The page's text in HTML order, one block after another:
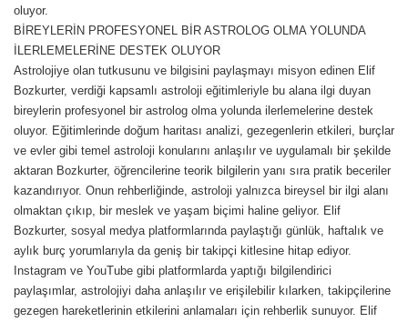
oluyor.
BİREYLERİN PROFESYONEL BİR ASTROLOG OLMA YOLUNDA
İLERLEMELERİNE DESTEK OLUYOR
Astrolojiye olan tutkusunu ve bilgisini paylaşmayı misyon edinen Elif
Bozkurter, verdiği kapsamlı astroloji eğitimleriyle bu alana ilgi duyan
bireylerin profesyonel bir astrolog olma yolunda ilerlemelerine destek
oluyor. Eğitimlerinde doğum haritası analizi, gezegenlerin etkileri, burçlar
ve evler gibi temel astroloji konularını anlaşılır ve uygulamalı bir şekilde
aktaran Bozkurter, öğrencilerine teorik bilgilerin yanı sıra pratik beceriler
kazandırıyor. Onun rehberliğinde, astroloji yalnızca bireysel bir ilgi alanı
olmaktan çıkıp, bir meslek ve yaşam biçimi haline geliyor. Elif
Bozkurter, sosyal medya platformlarında paylaştığı günlük, haftalık ve
aylık burç yorumlarıyla da geniş bir takipçi kitlesine hitap ediyor.
Instagram ve YouTube gibi platformlarda yaptığı bilgilendirici
paylaşımlar, astrolojiyi daha anlaşılır ve erişilebilir kılarken, takipçilerine
gezegen hareketlerinin etkilerini anlamaları için rehberlik sunuyor. Elif